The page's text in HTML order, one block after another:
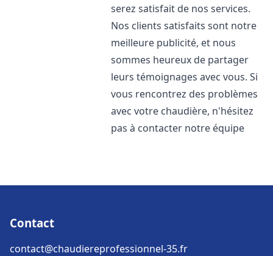
serez satisfait de nos services.
Nos clients satisfaits sont notre
meilleure publicité, et nous
sommes heureux de partager
leurs témoignages avec vous. Si
vous rencontrez des problèmes
avec votre chaudière, n'hésitez
pas à contacter notre équipe
Contact
contact@chaudiereprofessionnel-35.fr